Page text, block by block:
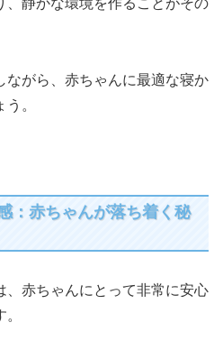
ながら、赤ちゃんに最適な寝か
。
：赤ちゃんが落ち着く秘
、赤ちゃんにとって非常に安心